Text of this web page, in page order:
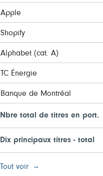
Apple
Shopify
Alphabet (cat. A)
TC Énergie
Banque de Montréal
Nbre total de titres en port.
Dix principaux titres - total
Tout voir